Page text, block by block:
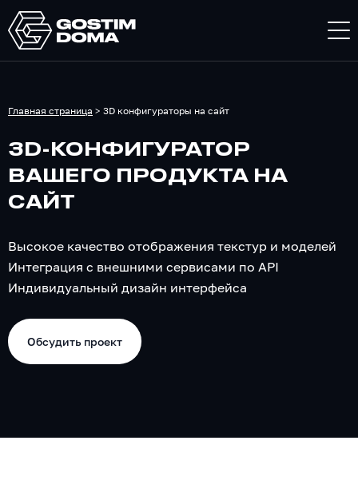
Главная страница > 3D конфигураторы на сайт
3D-КОНФИГУРАТОР
ВАШЕГО ПРОДУКТА НА
САЙТ
Высокое качество отображения текстур и моделей
Интеграция с внешними сервисами по API
Индивидуальный дизайн интерфейса
Обсудить проект